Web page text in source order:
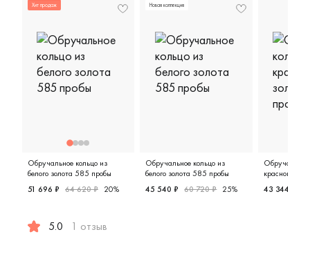
чувствовалось, что им
ушли довольными.
Хит продаж
Обручальное кольцо из
белого золота 585 пробы
51 696 ₽ 64 620 ₽ 20%
5.0 1 отзыв
Новая коллекция
Обручальное кольцо из
белого золота 585 пробы
45 540 ₽ 60 720 ₽ 25%
красного
43 344 ₽